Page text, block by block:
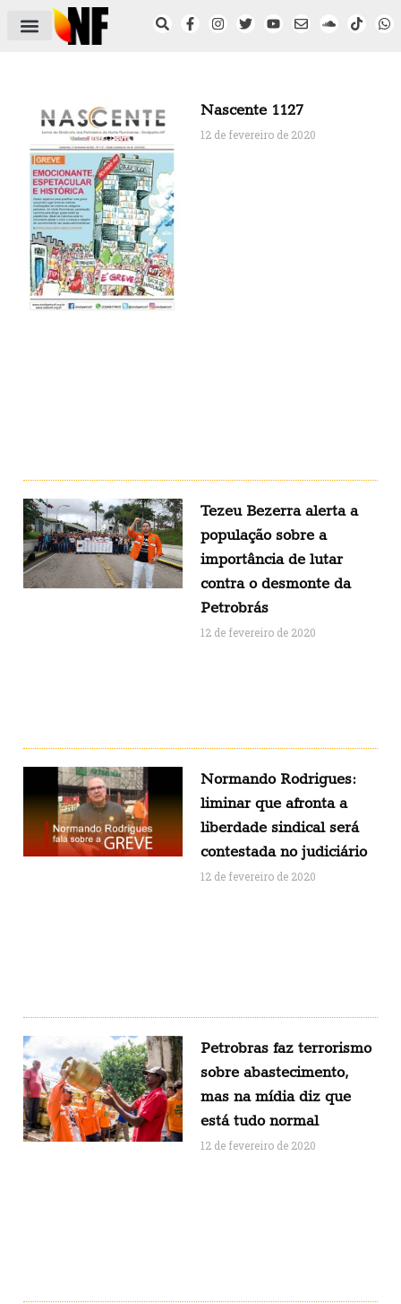
Nascente 1127
12 de fevereiro de 2020
Tezeu Bezerra alerta a
população sobre a
importância de lutar
contra o desmonte da
Petrobrás
12 de fevereiro de 2020
Normando Rodrigues:
liminar que afronta a
liberdade sindical será
contestada no judiciário
12 de fevereiro de 2020
Petrobras faz terrorismo
sobre abastecimento,
mas na mídia diz que
está tudo normal
12 de fevereiro de 2020